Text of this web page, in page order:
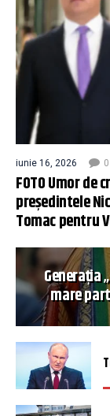
iunie 16, 2026
FOTO Umor de
președintele
Tomac pentru
Generația
mare